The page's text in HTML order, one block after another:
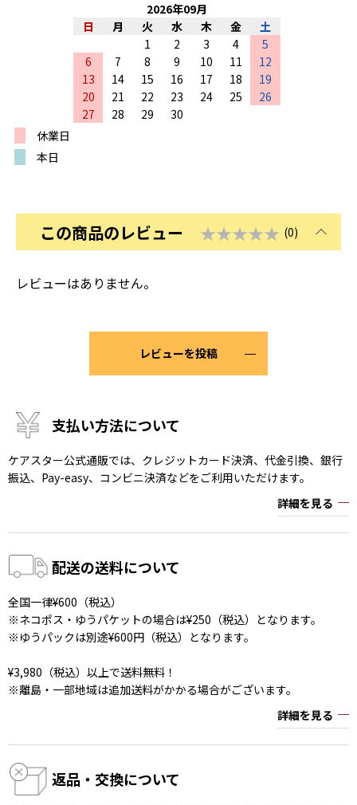
2026年09月
日
月 火 水 木 金
土
1
2 3 4
5
6
7 8 9 10 11
12
13
14 15 16 17 18
19
20
21 22 23 24 25
26
27
28 29
30
休業日
本日
この商品のレビュー ★★★★★ (0)
レビューはありません。
レビューを投稿
支払い方法について
ケアスター公式通販では、クレジットカード決済、代金引換、銀行
振込、Pay-easy、コンビニ決済などをご利用いただけます。
詳細を見る
配送の送料について
全国一律¥600（税込）
※ネコポス・ゆうパケットの場合は¥250（税込）となります。
※ゆうパックは別途¥600円（税込）となります。
¥3,980（税込）以上で送料無料！
※離島・一部地域は追加送料がかかる場合がございます。
詳細を見る
返品・交換について